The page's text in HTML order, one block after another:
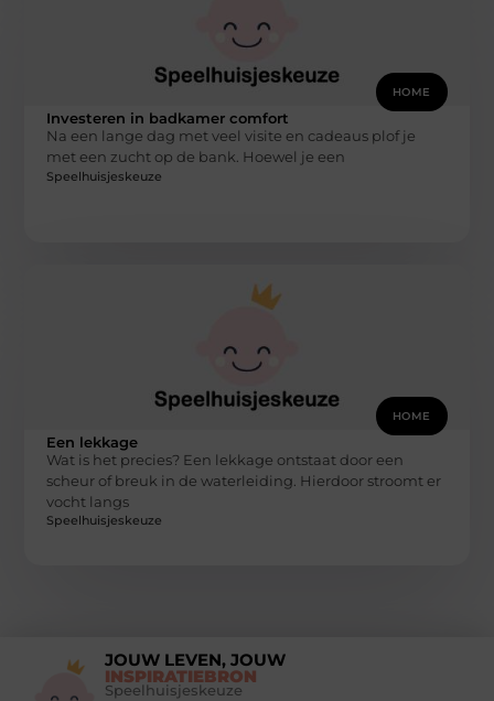
HOME
Investeren in badkamer comfort
Na een lange dag met veel visite en cadeaus plof je
met een zucht op de bank. Hoewel je een
Speelhuisjeskeuze
HOME
Een lekkage
Wat is het precies? Een lekkage ontstaat door een
scheur of breuk in de waterleiding. Hierdoor stroomt er
vocht langs
Speelhuisjeskeuze
JOUW LEVEN, JOUW
INSPIRATIEBRON
Speelhuisjeskeuze